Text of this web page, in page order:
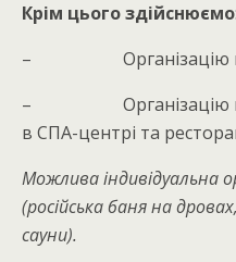
Крім цього здійснюємо:
– Організацію
– Організацію
в СПА-центрі та
Можлива індивідуальна
(російська баня на
сауни).